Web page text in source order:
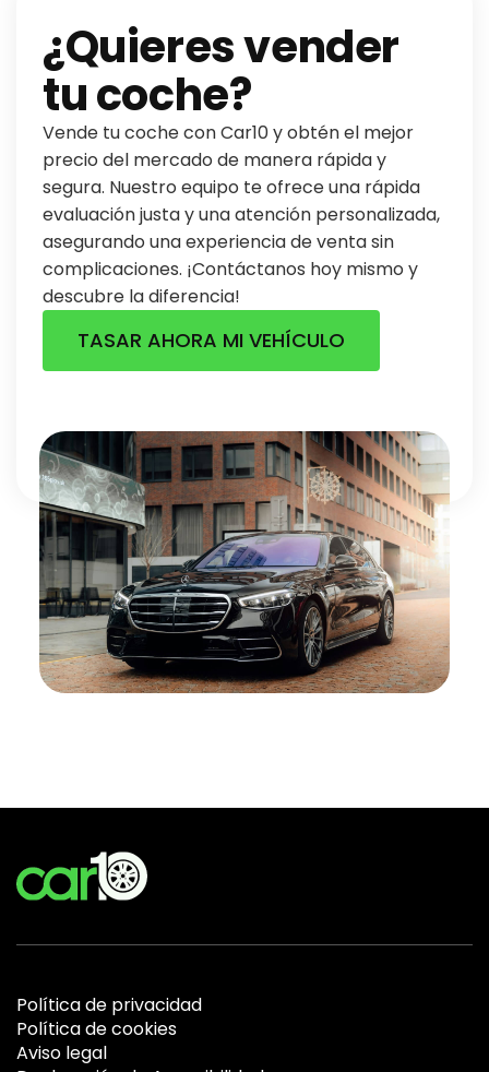
¿Quieres vender
tu coche?
Vende tu coche con Car10 y obtén el mejor
precio del mercado de manera rápida y
segura. Nuestro equipo te ofrece una rápida
evaluación justa y una atención personalizada,
asegurando una experiencia de venta sin
complicaciones. ¡Contáctanos hoy mismo y
descubre la diferencia!
TASAR AHORA MI VEHÍCULO
Política de privacidad
Política de cookies
Aviso legal